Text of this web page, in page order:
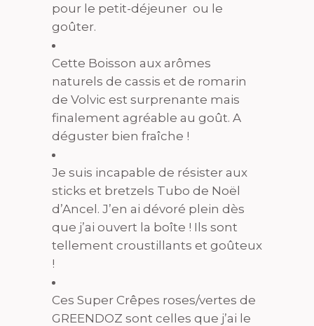
pour le petit-déjeuner ou le
goûter.
Cette Boisson aux arômes
naturels de cassis et de romarin
de Volvic est surprenante mais
finalement agréable au goût. A
déguster bien fraîche !
Je suis incapable de résister aux
sticks et bretzels Tubo de Noël
d’Ancel. J’en ai dévoré plein dès
que j’ai ouvert la boîte ! Ils sont
tellement croustillants et goûteux
!
Ces Super Crêpes roses/vertes de
GREENDOZ sont celles que j’ai le